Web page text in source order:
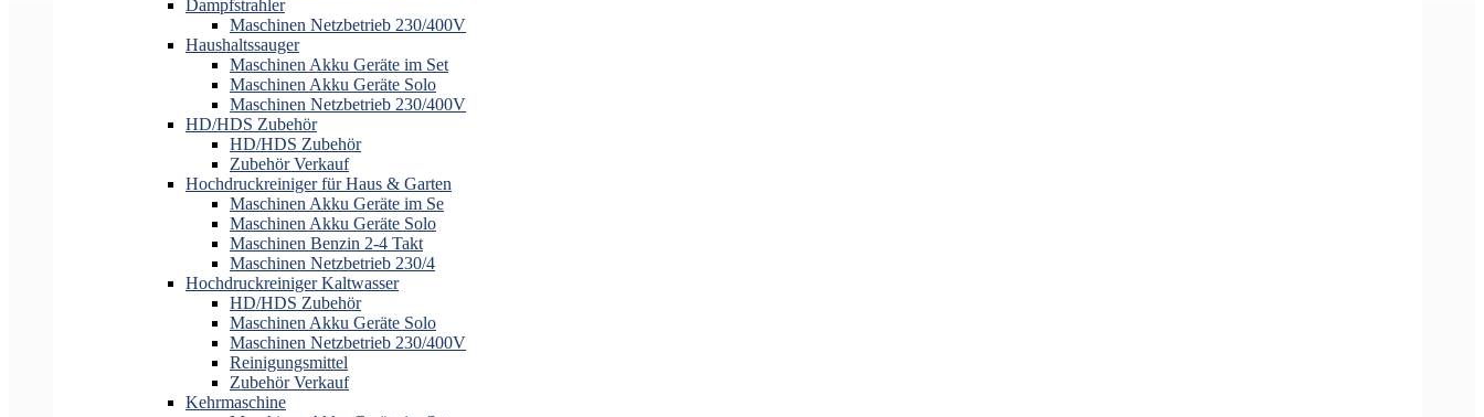
Dampfstrahler
Maschinen Netzbetrieb 230/400V
Haushaltssauger
Maschinen Akku Geräte im Set
Maschinen Akku Geräte Solo
Maschinen Netzbetrieb 230/400V
HD/HDS Zubehör
HD/HDS Zubehör
Zubehör Verkauf
Hochdruckreiniger für Haus & Garten
Maschinen Akku Geräte im Se
Maschinen Akku Geräte Solo
Maschinen Benzin 2-4 Takt
Maschinen Netzbetrieb 230/4
Hochdruckreiniger Kaltwasser
HD/HDS Zubehör
Maschinen Akku Geräte Solo
Maschinen Netzbetrieb 230/400V
Reinigungsmittel
Zubehör Verkauf
Kehrmaschine